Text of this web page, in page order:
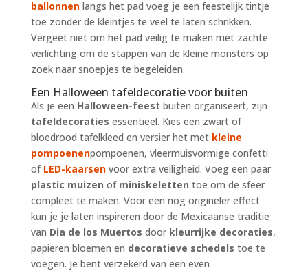
ballonnenlangs het pad voeg je een feestelijk tintje
toe zonder de kleintjes te veel te laten schrikken.
Vergeet niet om het pad veilig te maken met zachte
verlichting om de stappen van de kleine monsters op
zoek naar snoepjes te begeleiden.
Een Halloween tafeldecoratie voor buiten
Als je een Halloween-feest buiten organiseert, zijn
tafeldecoraties essentieel. Kies een zwart of
bloedrood tafelkleed en versier het met kleine
pompoenenpompoenen, vleermuisvormige confetti
of LED-kaarsenvoor extra veiligheid. Voeg een paar
plastic muizen of miniskeletten toe om de sfeer
compleet te maken. Voor een nog origineler effect
kun je je laten inspireren door de Mexicaanse traditie
van Dia de los Muertos door kleurrijke decoraties,
papieren bloemen en decoratieve schedels toe te
voegen. Je bent verzekerd van een even